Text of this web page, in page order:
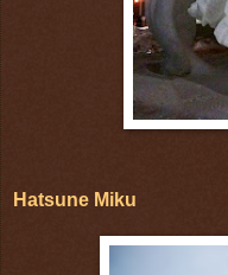
Hatsune Miku